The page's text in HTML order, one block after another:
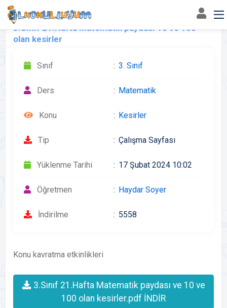
3.Sınıf 21.Hafta Matematik paydası 10 ve 100
olan kesirler
Sınıf 3. Sınıf
Ders Matematik
Konu Kesirler
Tip Çalışma Sayfası
Yüklenme Tarihi 17 Şubat 2024 10:02
Öğretmen Haydar Soyer
İndirilme 5558
Konu kavratma etkinlikleri
3.Sınıf 21.Hafta Matematik paydası ve 10 ve
100 olan kesirler.pdf İNDİR